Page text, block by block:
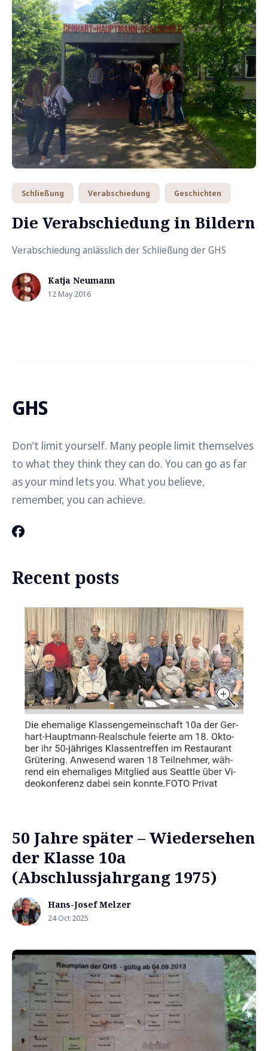
Schließung Verabschiedung Geschichten
Die Verabschiedung in Bildern
Verabschiedung anlässlich der Schließung der GHS
Katja Neumann
12 May 2016
GHS
Don’t limit yourself. Many people limit themselves
to what they think they can do. You can go as far
as your mind lets you. What you believe,
remember, you can achieve.
Recent posts
50 Jahre später – Wiedersehen
der Klasse 10a
(Abschlussjahrgang 1975)
Hans-Josef Melzer
24 Oct 2025